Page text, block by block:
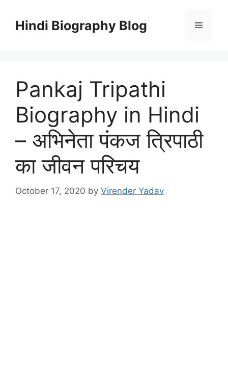
contentHindi Biography Blog Menu
Pankaj Tripathi
Biography in Hindi
– अभिनेता पंकज त्रिपाठी
का जीवन परिचय
October 17, 2020 by Virender Yadav